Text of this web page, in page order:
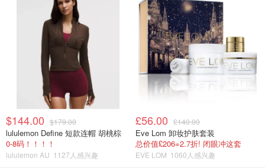
$144.00 $179.00
lululemon Define 短款连帽 胡桃棕
0-8码！！！！
lululemon AU 1127人感兴趣
£56.00 £140.00
Eve Lom 卸妆护肤套装
总价值£206=2.7折! 闭眼冲这套
EVE LOM 1060人感兴趣